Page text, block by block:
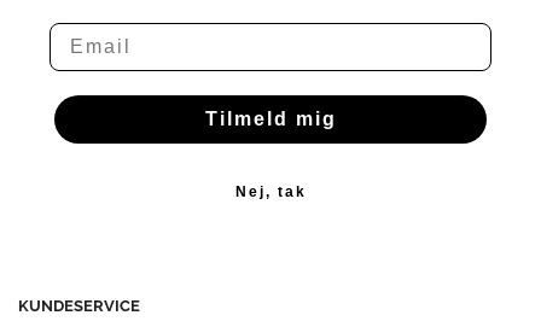
Email
Tilmeld mig
Nej, tak
KUNDESERVICE